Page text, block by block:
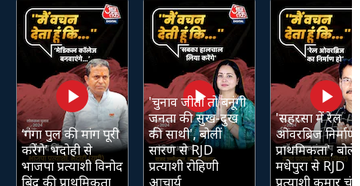
‘गंगा पुल की मांग पूरी
करेंगे’ भदोही से
भाजपा प्रत्याशी विनोद
बिंद की प्राथमिकता
'चुनाव जीती तो बनूंगी
जनता की सुख-दुख
की साथी', बोलीं
सारण से RJD
प्रत्याशी रोहिणी
आचार्य
'सहरसा में रेल
ओवरब्रिज निर्माण
प्राथमिकता', बोले
मधेपुरा से RJD
प्रत्याशी कुमार